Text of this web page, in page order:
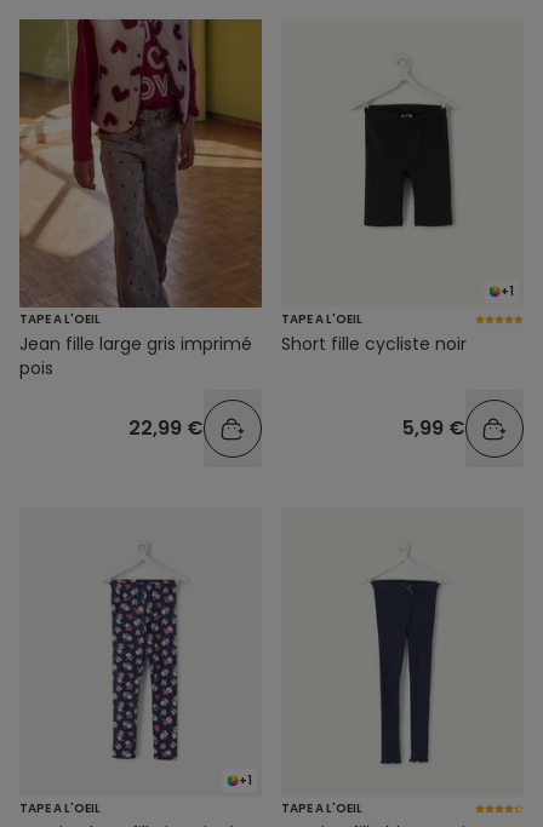
TAPE A L'OEIL
Jean fille large gris imprimé
pois
22,99 €
+1
TAPE A L'OEIL
Short fille cycliste noir
5,99 €
+1
TAPE A L'OEIL
TAPE A L'OEIL